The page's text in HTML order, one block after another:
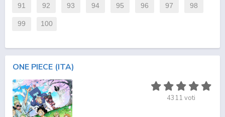
91 92 93 94 95 96 97 98
99 100
ONE PIECE (ITA)
4311 voti